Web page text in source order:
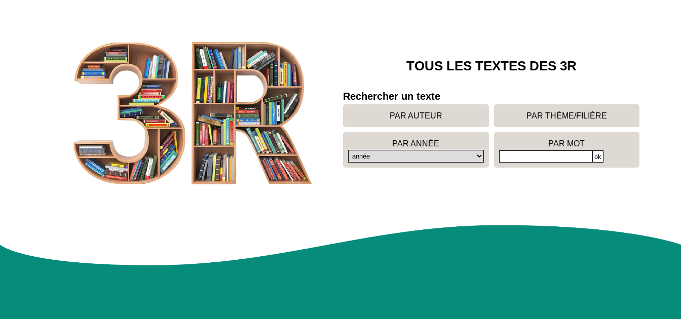
TOUS LES TEXTES DES 3R
Rechercher un texte
PAR AUTEUR PAR THÈME/FILIÈRE
PAR ANNÉE PAR MOT